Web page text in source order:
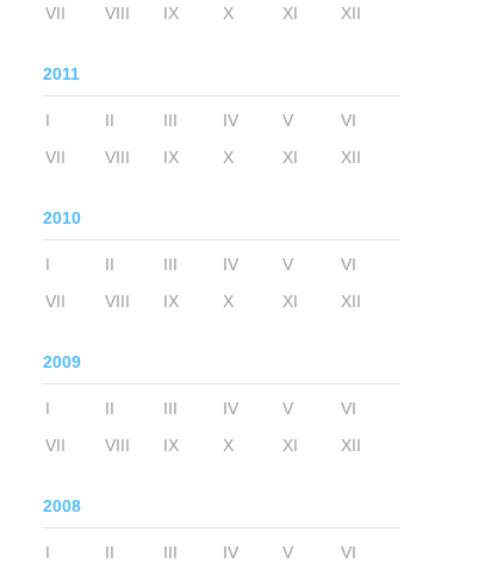
VII
VIII IX X XI XII
2011
I II III IV V
VI
VII
VIII IX X XI XII
2010
I II III IV V
VI
VII
VIII IX X XI XII
2009
I II III IV V
VI
VII
VIII IX X XI XII
2008
I II III IV V
VI